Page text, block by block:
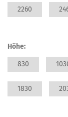
2260
Höhe:
830
1830